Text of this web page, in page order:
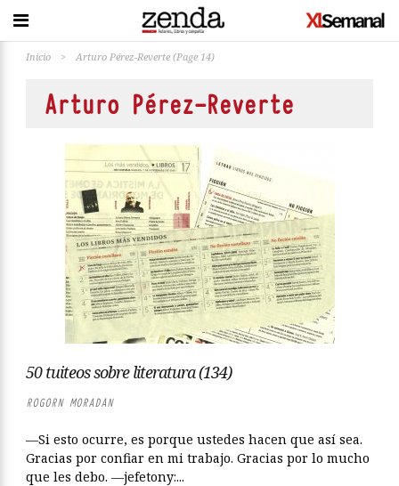
Inicio > Arturo Pérez-Reverte (Page 14)
Arturo Pérez-Reverte
50 tuiteos sobre literatura (134)
ROGORN MORADAN
—Si esto ocurre, es porque ustedes hacen que así sea.
Gracias por confiar en mi trabajo. Gracias por lo mucho
que les debo. —jefetony:...